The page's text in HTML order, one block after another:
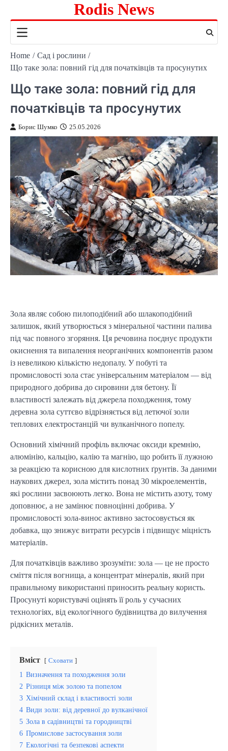
content
Rodis News
Home
Сад і рослини
Що таке зола: повний гід для початківців та просунутих
Що таке зола: повний гід для
початківців та просунутих
Борис Шумко 25.05.2026
Зола являє собою пилоподібний або шлакоподібний
залишок, який утворюється з мінеральної частини палива
під час повного згоряння. Ця речовина поєднує продукти
окиснення та випалення неорганічних компонентів разом
із невеликою кількістю недопалу. У побуті та
промисловості зола стає універсальним матеріалом — від
природного добрива до сировини для бетону. Її
властивості залежать від джерела походження, тому
деревна зола суттєво відрізняється від летючої золи
теплових електростанцій чи вулканічного попелу.
Основний хімічний профіль включає оксиди кремнію,
алюмінію, кальцію, калію та магнію, що робить її лужною
за реакцією та корисною для кислотних ґрунтів. За даними
наукових джерел, зола містить понад 30 мікроелементів,
які рослини засвоюють легко. Вона не містить азоту, тому
доповнює, а не замінює повноцінні добрива. У
промисловості зола-винос активно застосовується як
добавка, що знижує витрати ресурсів і підвищує міцність
матеріалів.
Для початківців важливо зрозуміти: зола — це не просто
сміття після вогнища, а концентрат мінералів, який при
правильному використанні приносить реальну користь.
Просунуті користувачі оцінять її роль у сучасних
технологіях, від екологічного будівництва до вилучення
рідкісних металів.
Вміст Сховати
1 Визначення та походження золи
2 Різниця між золою та попелом
3 Хімічний склад і властивості золи
4 Види золи: від деревної до вулканічної
5 Зола в садівництві та городництві
6 Промислове застосування золи
7 Екологічні та безпекові аспекти